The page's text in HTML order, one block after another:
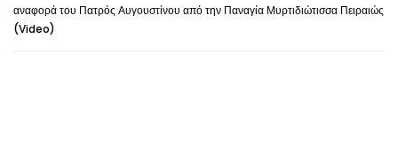
αναφορά του Πατρός Αυγουστίνου από την Παναγία Μυρτιδιώτισσα Πειραιώς
(Video)